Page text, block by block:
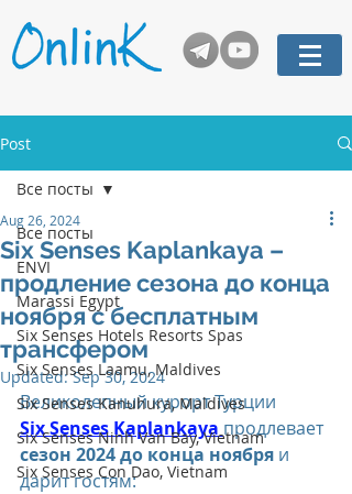
Post
Все посты
ENVI
Marassi Egypt
Six Senses Hotels Resorts Spas
Six Senses Laamu, Maldives
Six Senses Kanuhura, Maldives
Six Senses Ninh Van Bay, Vietnam
Six Senses Con Dao, Vietnam
Все посты
Six Senses Kaplankaya –
продление сезона до конца
ноября с бесплатным
трансфером
Aug 26, 2024
Updated:Sep 30, 2024
Великолепный курорт Турции
Six Senses Kaplankaya продлевает
сезон 2024 до конца ноября и
дарит гостям: